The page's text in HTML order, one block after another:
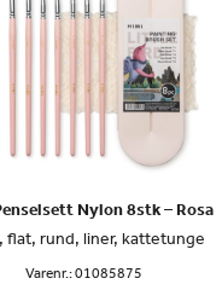
Nylon 8stk – Rosa
flat, rund, liner, kattetunge
Varenr.:01085875